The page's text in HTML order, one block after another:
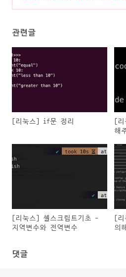
관련글
[리눅스] if문 정리
[
해
[리눅스] 셸스크립트기초 -
지역변수와 전역변수
[
의
댓글